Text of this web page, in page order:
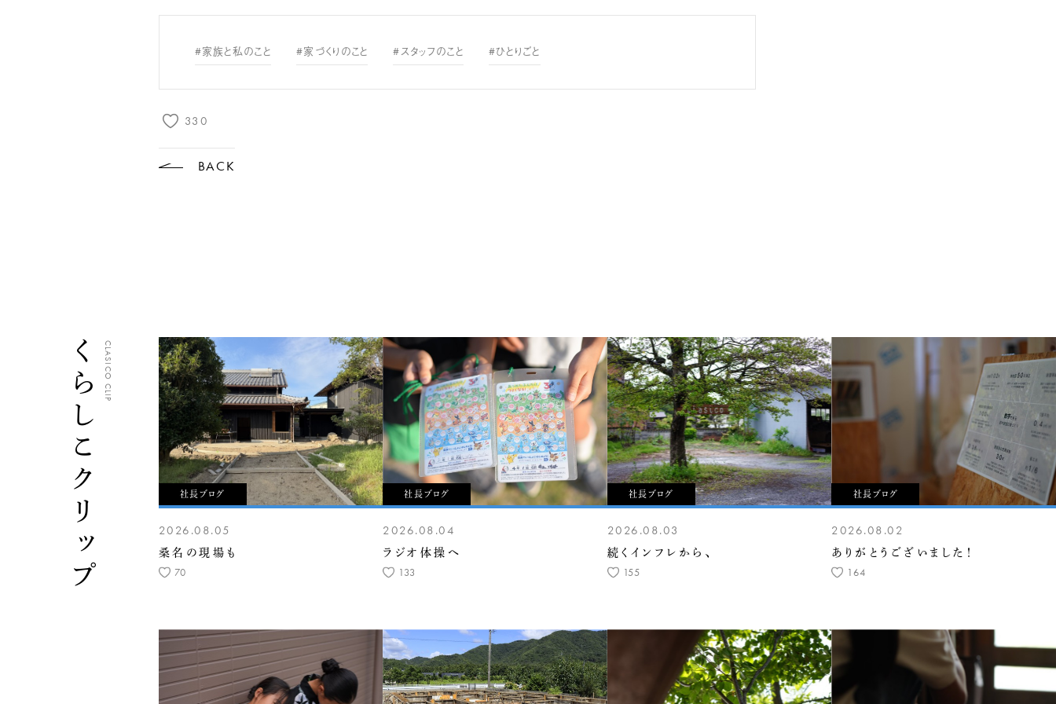
#家族と私のこと #家づくりのこと #スタッフのこと #ひとりごと
330
BACK
くらしこクリップCLASICO CLIP
社長ブログ
2026.08.05
桑名の現場も
70
社長ブログ
2026.08.04
ラジオ体操へ
133
社長ブログ
2026.08.03
続くインフレから、
155
社長ブログ
2026.08.02
ありがとうございました！
164